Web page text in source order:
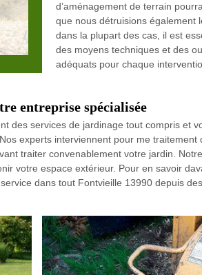
d’aménagement de terrain
que nous détruisions également
dans la plupart des cas, il est
des moyens techniques et des
adéquats pour chaque
entreprise spécialisée
des services de jardinage tout compris et
experts interviennent pour me traitement
traiter convenablement votre jardin.
votre espace extérieur. Pour en savoir
dans tout Fontvieille 13990 depuis